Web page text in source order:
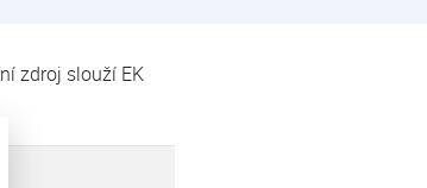
zdroj slouží EK